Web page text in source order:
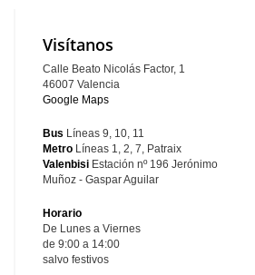
Visítanos
Calle Beato Nicolás Factor, 1
46007 Valencia
Google Maps
Bus Líneas 9, 10, 11
Metro Líneas 1, 2, 7, Patraix
Valenbisi Estación nº 196 Jerónimo
Muñoz - Gaspar Aguilar
Horario
De Lunes a Viernes
de 9:00 a 14:00
salvo festivos